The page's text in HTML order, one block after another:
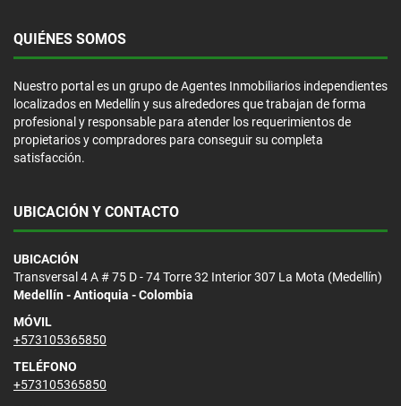
QUIÉNES SOMOS
Nuestro portal es un grupo de Agentes Inmobiliarios independientes
localizados en Medellín y sus alrededores que trabajan de forma
profesional y responsable para atender los requerimientos de
propietarios y compradores para conseguir su completa
satisfacción.
UBICACIÓN Y CONTACTO
UBICACIÓN
Transversal 4 A # 75 D - 74 Torre 32 Interior 307 La Mota (Medellín)
Medellín - Antioquia - Colombia
MÓVIL
+573105365850
TELÉFONO
+573105365850